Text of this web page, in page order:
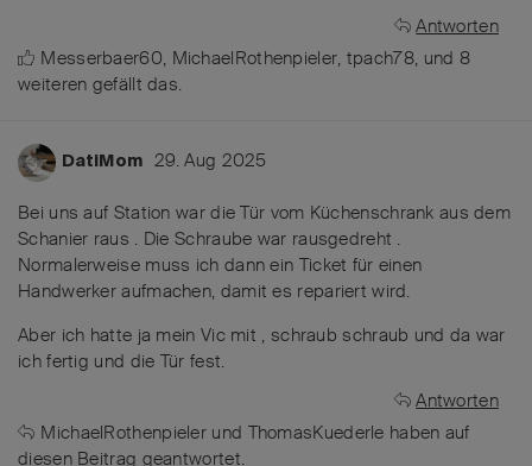
Antworten
Messerbaer60, MichaelRothenpieler, tpach78, und 8
weiteren gefällt das.
DatiMom 29. Aug 2025
Bei uns auf Station war die Tür vom Küchenschrank aus dem
Schanier raus . Die Schraube war rausgedreht .
Normalerweise muss ich dann ein Ticket für einen
Handwerker aufmachen, damit es repariert wird.
Aber ich hatte ja mein Vic mit , schraub schraub und da war
ich fertig und die Tür fest.
Antworten
MichaelRothenpieler und ThomasKuederle haben auf
diesen Beitrag geantwortet.